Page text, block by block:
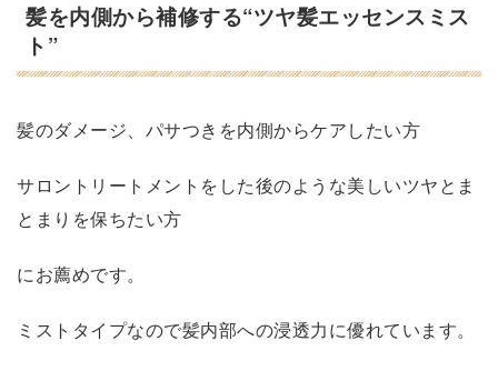
髪を内側から補修する“ツヤ髪エッセンスミス
ト”
髪のダメージ、パサつきを内側からケアしたい方
サロントリートメントをした後のような美しいツヤとま
とまりを保ちたい方
にお薦めです。
ミストタイプなので髪内部への浸透力に優れています。